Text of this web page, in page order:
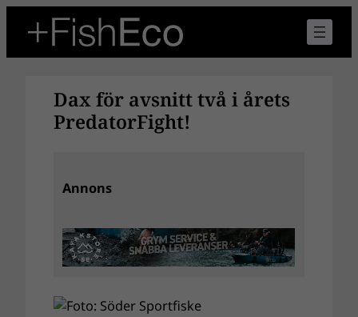
innehåll
Dax för avsnitt två i årets
PredatorFight!
Annons